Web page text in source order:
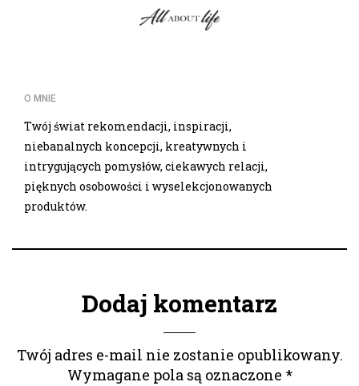
O MNIE
Twój świat rekomendacji, inspiracji,
niebanalnych koncepcji, kreatywnych i
intrygujących pomysłów, ciekawych relacji,
pięknych osobowości i wyselekcjonowanych
produktów.
Dodaj komentarz
Twój adres e-mail nie zostanie opublikowany.
Wymagane pola są oznaczone *